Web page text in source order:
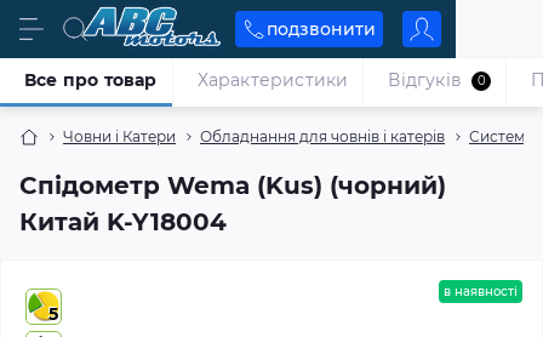
подзвонити
Човни і Катери Обладнання для човнів і катерів Системи
Спідометр Wema (Kus) (чорний)
Китай K-Y18004
Все про товар Характеристики Відгуків 0
5
в наявності